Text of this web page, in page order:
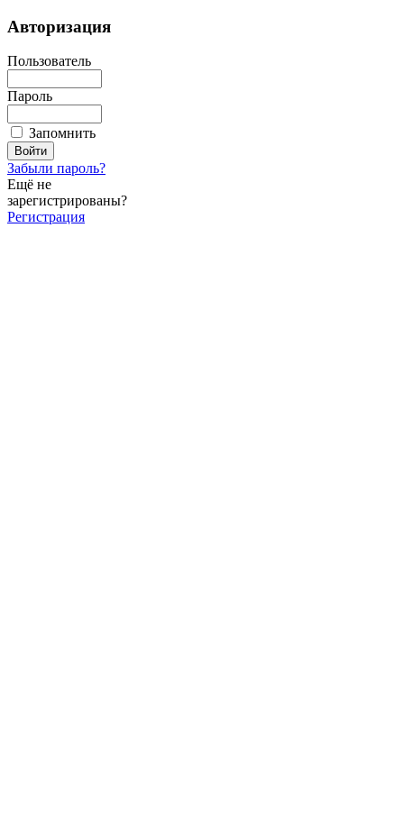
Авторизация
Пользователь
Пароль
Запомнить
Забыли пароль?
Ещё не
зарегистрированы?
Регистрация